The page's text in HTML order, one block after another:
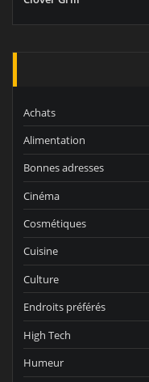
Achats
Alimentation
Bonnes adresses
Cinéma
Cosmétiques
Cuisine
Culture
Endroits préférés
High Tech
Humeur